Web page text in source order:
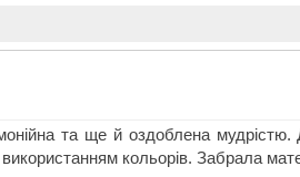
та ще й оздоблена
кольорів. Забрала